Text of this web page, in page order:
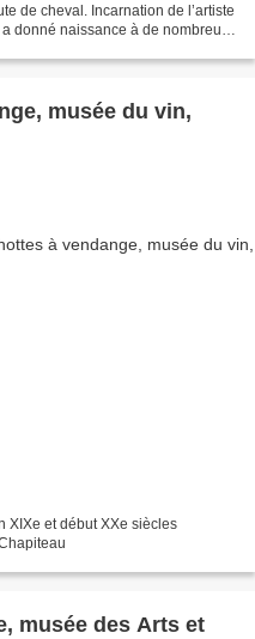
de cheval. Incarnation de l’artiste
donné naissance à de nombreux
musée du vin,
XIXe et début XXe siècles
musée des Arts et